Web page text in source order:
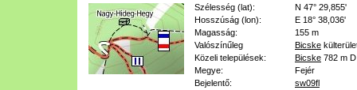
Szélesség (lat):
N 47° 29,855'
Hosszúság (lon):
E 18° 38,036'
Magasság:
155 m
Valószínűleg
Bicske
Közeli települések:
Bicske 782 m
Megye:
Fejér
Bejelentő:
sw09fl